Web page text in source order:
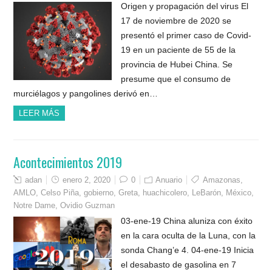
Origen y propagación del virus El
17 de noviembre de 2020 se
presentó el primer caso de Covid-
19 en un paciente de 55 de la
provincia de Hubei China. Se
presume que el consumo de
murciélagos y pangolines derivó en…
LEER MÁS
Acontecimientos 2019
adan enero 2, 2020 0 Anuario Amazonas
AMLO ,Celso Piña ,gobierno ,Greta huachicolero LeBarón México
Notre Dame ,Ovidio Guzman
03-ene-19 China aluniza con éxito
en la cara oculta de la Luna, con la
sonda Chang’e 4. 04-ene-19 Inicia
el desabasto de gasolina en 7